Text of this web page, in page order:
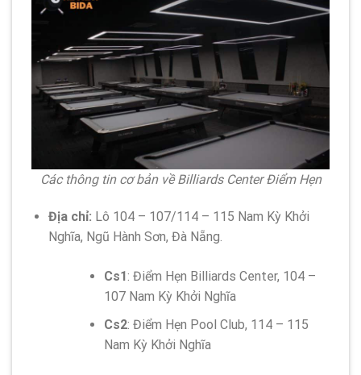
Các thông tin cơ bản về Billiards Center Điểm Hẹn
Địa chỉ: Lô 104 – 107/114 – 115 Nam Kỳ Khởi
Nghĩa, Ngũ Hành Sơn, Đà Nẵng.
Cs1: Điểm Hẹn Billiards Center, 104 –
107 Nam Kỳ Khởi Nghĩa
Cs2: Điểm Hẹn Pool Club, 114 – 115
Nam Kỳ Khởi Nghĩa